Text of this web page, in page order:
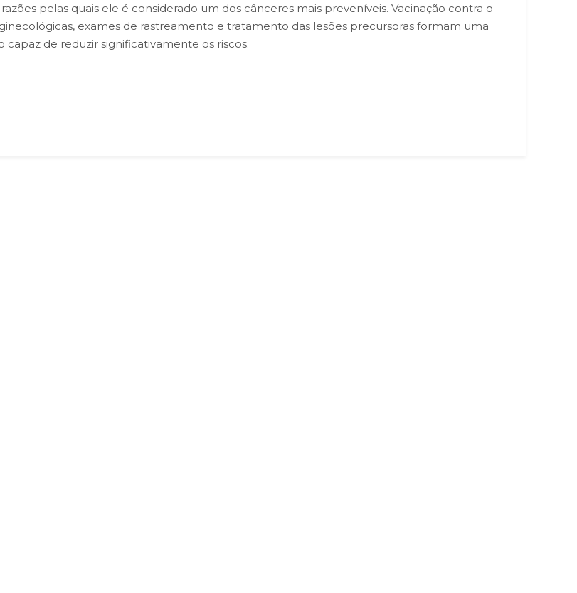
razões pelas quais ele é considerado um dos cânceres mais preveníveis. Vacinação contra o
exames de rastreamento e tratamento das lesões precursoras formam uma
capaz de reduzir significativamente os riscos.